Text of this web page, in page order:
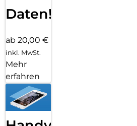
Daten!
ab 20,00 €
inkl. MwSt.
Mehr
erfahren